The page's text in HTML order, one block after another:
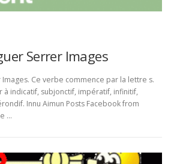
Serrer Images
Ce verbe commence par la lettre s.
indicatif, subjonctif, impératif, infinitif,
Innu Aimun Posts Facebook from
…